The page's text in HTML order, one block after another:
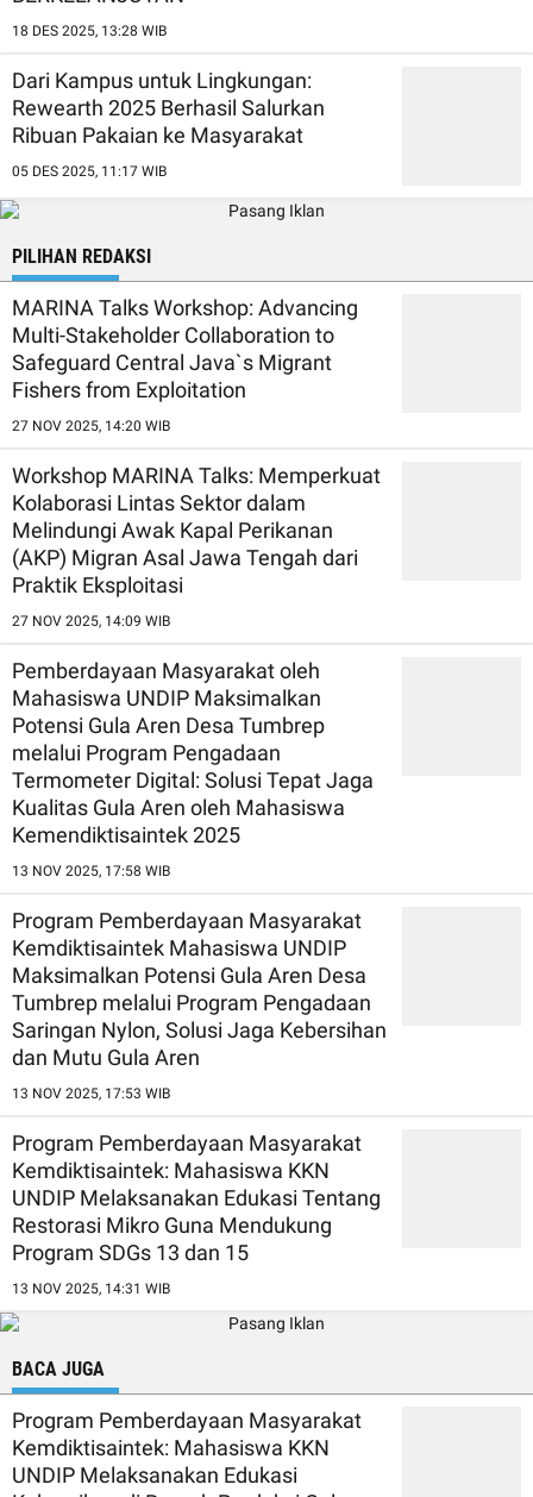
18 DES 2025, 13:28 WIB
Dari Kampus untuk Lingkungan:
Rewearth 2025 Berhasil Salurkan
Ribuan Pakaian ke Masyarakat
05 DES 2025, 11:17 WIB
PILIHAN REDAKSI
MARINA Talks Workshop: Advancing
Multi-Stakeholder Collaboration to
Safeguard Central Java`s Migrant
Fishers from Exploitation
27 NOV 2025, 14:20 WIB
Workshop MARINA Talks: Memperkuat
Kolaborasi Lintas Sektor dalam
Melindungi Awak Kapal Perikanan
(AKP) Migran Asal Jawa Tengah dari
Praktik Eksploitasi
27 NOV 2025, 14:09 WIB
Pemberdayaan Masyarakat oleh
Mahasiswa UNDIP Maksimalkan
Potensi Gula Aren Desa Tumbrep
melalui Program Pengadaan
Termometer Digital: Solusi Tepat Jaga
Kualitas Gula Aren oleh Mahasiswa
Kemendiktisaintek 2025
13 NOV 2025, 17:58 WIB
Program Pemberdayaan Masyarakat
Kemdiktisaintek Mahasiswa UNDIP
Maksimalkan Potensi Gula Aren Desa
Tumbrep melalui Program Pengadaan
Saringan Nylon, Solusi Jaga Kebersihan
dan Mutu Gula Aren
13 NOV 2025, 17:53 WIB
Program Pemberdayaan Masyarakat
Kemdiktisaintek: Mahasiswa KKN
UNDIP Melaksanakan Edukasi Tentang
Restorasi Mikro Guna Mendukung
Program SDGs 13 dan 15
13 NOV 2025, 14:31 WIB
BACA JUGA
Program Pemberdayaan Masyarakat
Kemdiktisaintek: Mahasiswa KKN
UNDIP Melaksanakan Edukasi